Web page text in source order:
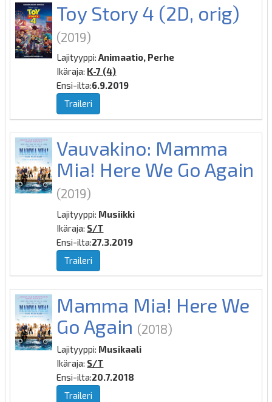
Toy Story 4 (2D, orig)
(2019)
Lajityyppi:Animaatio, Perhe
Ikäraja: K-7 (4)
Ensi-ilta:6.9.2019
Traileri
Vauvakino: Mamma
Mia! Here We Go Again
(2019)
Lajityyppi: Musiikki
Ikäraja: S/T
Ensi-ilta:27.3.2019
Traileri
Mamma Mia! Here We
Go Again (2018)
Lajityyppi: Musikaali
Ikäraja: S/T
Ensi-ilta:20.7.2018
Traileri